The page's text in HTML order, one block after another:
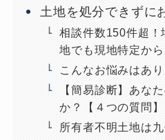
土地を処分できずに
相談件数150件超！
地でも現地特定か
こんなお悩みはあ
【簡易診断】あな
か？【４つの質問】
所有者不明土地は